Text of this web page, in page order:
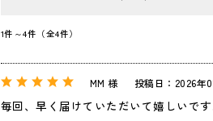
1件～4件（全4件）
MM 様 投稿日：2026年
毎回、早く届けていただいて嬉しいです